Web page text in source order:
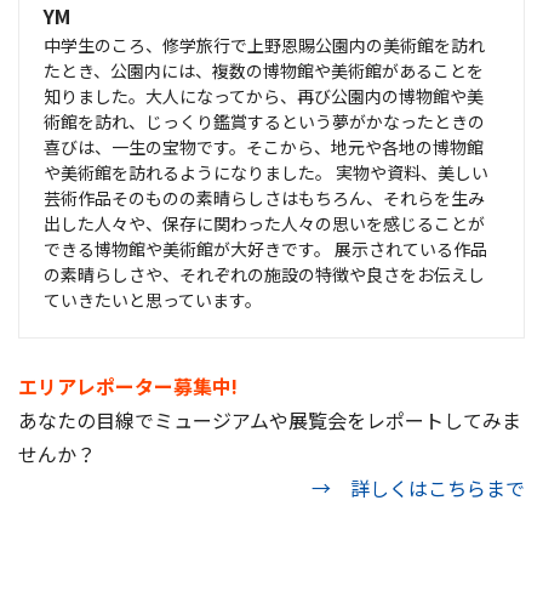
YM
中学生のころ、修学旅行で上野恩賜公園内の美術館を訪れ
たとき、公園内には、複数の博物館や美術館があることを
知りました。大人になってから、再び公園内の博物館や美
術館を訪れ、じっくり鑑賞するという夢がかなったときの
喜びは、一生の宝物です。そこから、地元や各地の博物館
や美術館を訪れるようになりました。 実物や資料、美しい
芸術作品そのものの素晴らしさはもちろん、それらを生み
出した人々や、保存に関わった人々の思いを感じることが
できる博物館や美術館が大好きです。 展示されている作品
の素晴らしさや、それぞれの施設の特徴や良さをお伝えし
ていきたいと思っています。
エリアレポーター募集中!
あなたの目線でミュージアムや展覧会をレポートしてみま
せんか？
→ 詳しくはこちらまで